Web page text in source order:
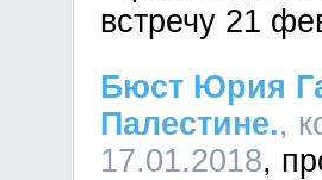
встречу 21
Бюст Юрия
Палестине.,
17.01.2018